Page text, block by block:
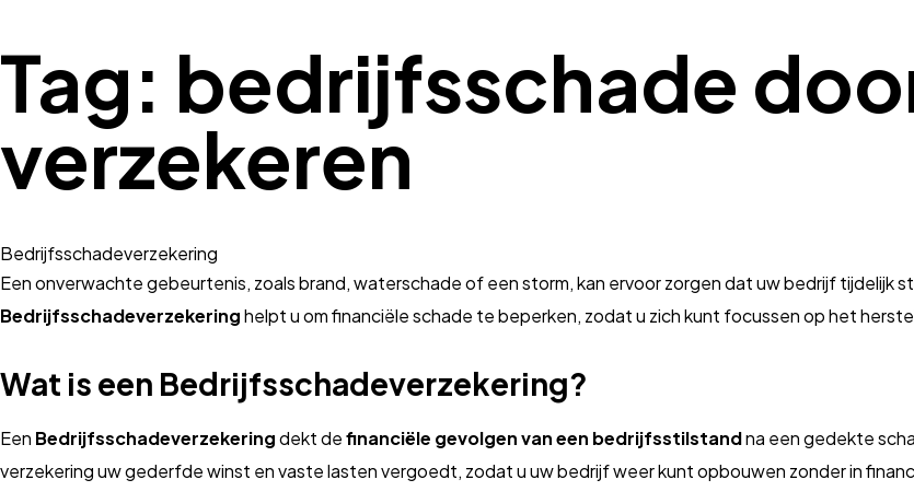
Tag: bedrijfsschade
verzekeren
Bedrijfsschadeverzekering
Een onverwachte gebeurtenis, zoals brand, waterschade of een storm, kan ervoor zorgen dat uw bedrijf tijdelijk
Bedrijfsschadeverzekeringhelpt u om financiële schade te beperken, zodat u zich kunt focussen op het
Wat is een Bedrijfsschadeverzekering?
Een Bedrijfsschadeverzekeringdekt definanciële gevolgen van een bedrijfsstilstandna een gedekte
verzekering uw gederfde winst en vaste lasten vergoedt, zodat u uw bedrijf weer kunt opbouwen zonder in